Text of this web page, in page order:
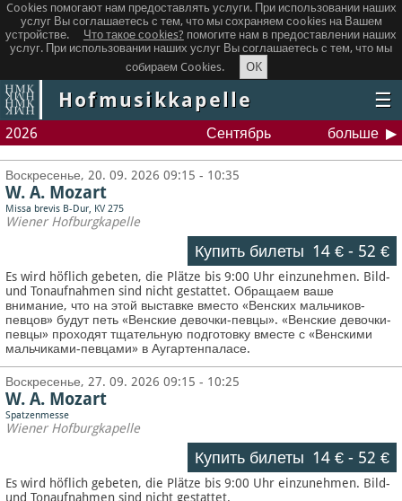
Cookies помогают нам предоставлять услуги. При использовании наших
услуг Вы соглашаетесь с тем, что мы сохраняем сookies на Вашем
устройстве.
Что такое сookies? помогите нам в предоставлении наших
услуг. При использовании наших услуг Вы соглашаетесь с тем, что мы
собираем Cookies.
OK
Hofmusikkapelle ☰
2026 Сентябрь больше
Воскресенье, 20. 09. 2026 09:15 - 10:35
W. A. Mozart
Missa brevis B-Dur, KV 275
Wiener Hofburgkapelle
Купить билеты 14 €- 52 €
Es wird höflich gebeten, die Plätze bis 9:00 Uhr einzunehmen. Bild-
und Tonaufnahmen sind nicht gestattet.Обращаем ваше
внимание, что на этой выставке вместо «Венских мальчиков-
певцов» будут петь «Венские девочки-певцы». «Венские девочки-
певцы» проходят тщательную подготовку вместе с «Венскими
мальчиками-певцами» в Аугартенпаласе.
Воскресенье, 27. 09. 2026 09:15 - 10:25
W. A. Mozart
Spatzenmesse
Wiener Hofburgkapelle
Купить билеты 14 €- 52 €
Es wird höflich gebeten, die Plätze bis 9:00 Uhr einzunehmen. Bild-
und Tonaufnahmen sind nicht gestattet.